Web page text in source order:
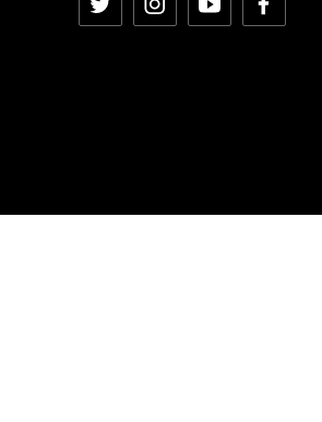
Twitter InstagramYouTubeFacebook